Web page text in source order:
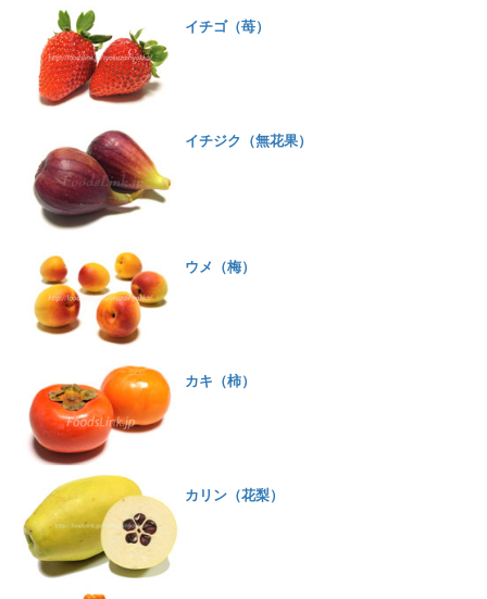
イチゴ（苺）
イチジク（無花果）
ウメ（梅）
カキ（柿）
カリン（花梨）